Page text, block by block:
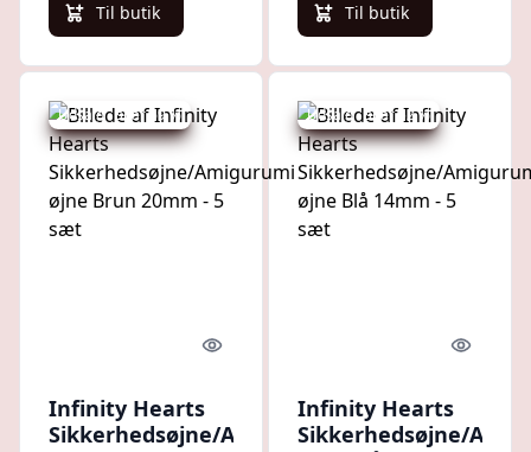
Til butik Til butik
Udsalg - spar 69 %
Quick look
Infinity Hearts
Sikkerhedsøjne/Amigurumi
Udsalg - spar 52 %
Quick
Infinity Hearts
Sikkerhedsøjne/